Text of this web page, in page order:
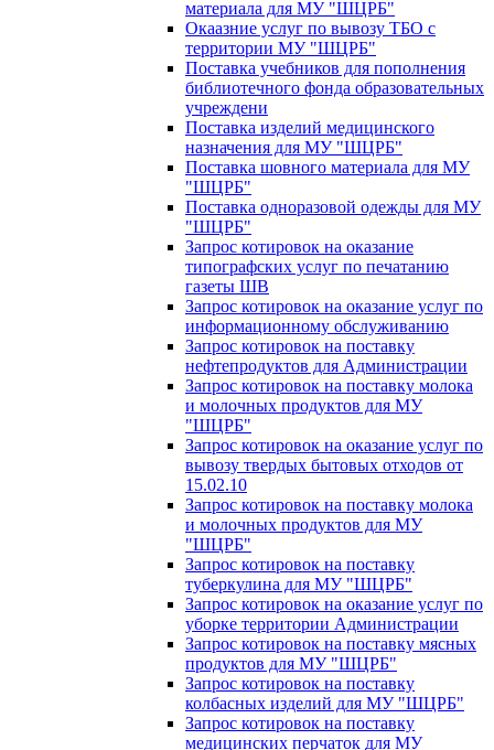
материала для МУ "ШЦРБ"
Окаазние услуг по вывозу ТБО с
территории МУ "ШЦРБ"
Поставка учебников для пополнения
библиотечного фонда образовательных
учреждени
Поставка изделий медицинского
назначения для МУ "ШЦРБ"
Поставка шовного материала для МУ
"ШЦРБ"
Поставка одноразовой одежды для МУ
"ШЦРБ"
Запрос котировок на оказание
типографских услуг по печатанию
газеты ШВ
Запрос котировок на оказание услуг по
информационному обслуживанию
Запрос котировок на поставку
нефтепродуктов для Администрации
Запрос котировок на поставку молока
и молочных продуктов для МУ
"ШЦРБ"
Запрос котировок на оказание услуг по
вывозу твердых бытовых отходов от
15.02.10
Запрос котировок на поставку молока
и молочных продуктов для МУ
"ШЦРБ"
Запрос котировок на поставку
туберкулина для МУ "ШЦРБ"
Запрос котировок на оказание услуг по
уборке территории Администрации
Запрос котировок на поставку мясных
продуктов для МУ "ШЦРБ"
Запрос котировок на поставку
колбасных изделий для МУ "ШЦРБ"
Запрос котировок на поставку
медицинских перчаток для МУ